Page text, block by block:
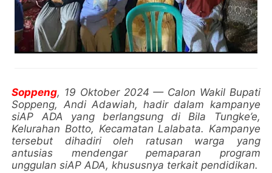
Soppeng, 19 Oktober 2024 — Calon Wakil Bupati
Soppeng, Andi Adawiah, hadir dalam kampanye
siAP ADA yang berlangsung di Bila Tungke’e,
Kelurahan Botto, Kecamatan Lalabata. Kampanye
tersebut dihadiri oleh ratusan warga yang
antusias mendengar pemaparan program
unggulan siAP ADA, khususnya terkait pendidikan.